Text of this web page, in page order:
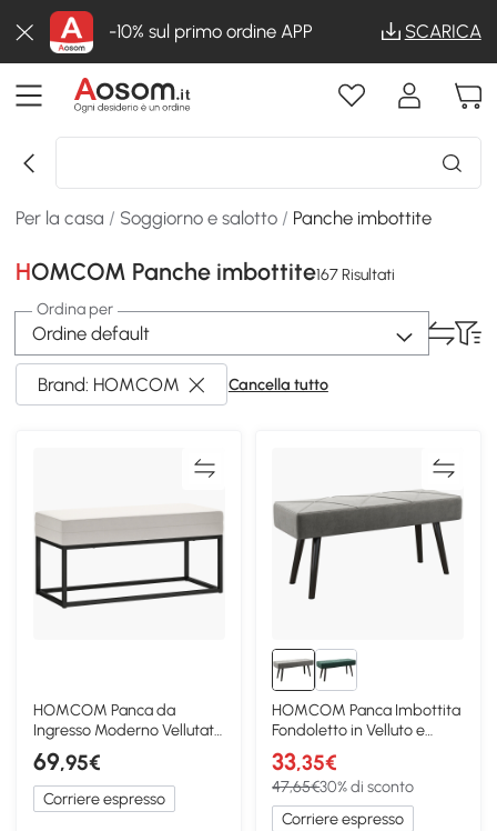
-10% sul primo ordine APP SCARICA
Per la casa / Soggiorno e salotto / Panche imbottite
HOMCOM Panche imbottite167 Risultati
Ordina per
Ordine default
Brand: HOMCOM Cancella tutto
HOMCOM Panca da
Ingresso Moderno Vellutato
con Piedini Crema
69,95€
Corriere espresso
HOMCOM Panca Imbottita
Fondoletto in Velluto e
Acciaio Grigio
33,35€
47,65€30% di sconto
Corriere espresso